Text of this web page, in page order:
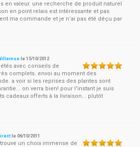
en valeur. une recherche de produit naturel
en point relais est intéressante et pas
ma commande et je n’ai pas été déçu par
le15/10/2012
avec conseils de
complets. envoi au moment des
a voir si les reprises des plantes sont
on verra bien! pour l'instant je suis
cadeaux offerts à la livraison... plutôt
le06/10/2011
un choix immense de